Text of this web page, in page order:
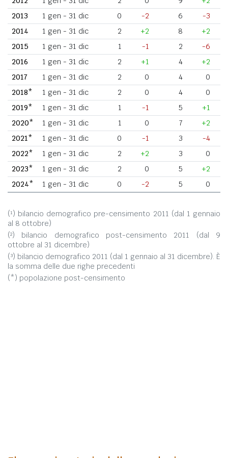
2013
1 gen - 31 dic 0 -2 6
-3
2014
1 gen - 31 dic 2 +2 8
+2
2015
1 gen - 31 dic 1 -1 2
-6
2016
1 gen - 31 dic 2 +1 4
+2
2017
1 gen - 31 dic 2 0 4
0
2018*
1 gen - 31 dic 2 0 4
0
2019*
1 gen - 31 dic 1 -1 5
+1
2020*
1 gen - 31 dic 1 0 7
+2
2021*
1 gen - 31 dic 0 -1 3
-4
2022*
1 gen - 31 dic 2 +2 3
0
2023*
1 gen - 31 dic 2 0 5
+2
2024*
1 gen - 31 dic 0 -2 5 0
(¹) bilancio demografico pre-censimento 2011 (dal 1 gennaio
al 8 ottobre)
(²) bilancio demografico post-censimento 2011 (dal 9
ottobre al 31 dicembre)
(³) bilancio demografico 2011 (dal 1 gennaio al 31 dicembre). È
la somma delle due righe precedenti
(*) popolazione post-censimento